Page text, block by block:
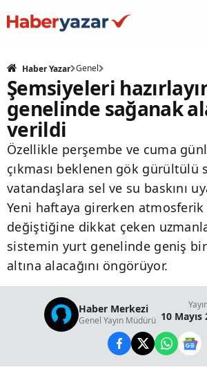
Haber Yazar Genel
Şemsiyeleri
genelinde sağanak
verildi
Özellikle perşembe ve cuma
çıkması beklenen gök gürültülü
vatandaşlara sel ve su baskını
Yeni haftaya girerken atmosferik
değiştiğine dikkat çeken
sistemin yurt genelinde geniş
altına alacağını öngörüyor.
Haber Merkezi
Genel Yayın Müdürü 10 Mayıs